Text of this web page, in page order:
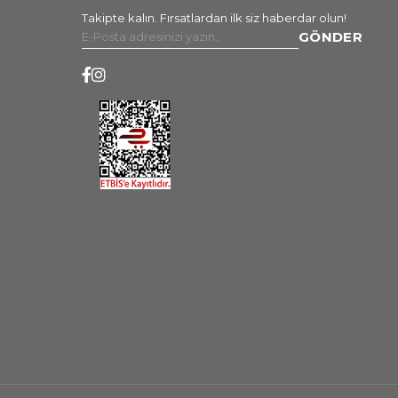
Takipte kalın. Fırsatlardan ilk siz haberdar olun!
GÖNDER